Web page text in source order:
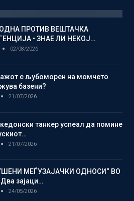
ПРОТИВ ВЕШТАЧКА
• ЗНАЕ ЛИ НЕКОЈ…
02/08/2026
е љубоморен на момчето
базени?
21/07/2026
танкер успеал да помине
21/07/2026
МЕЃУЗАЈАЧКИ ОДНОСИ“ ВО
зајаци…
24/05/2026